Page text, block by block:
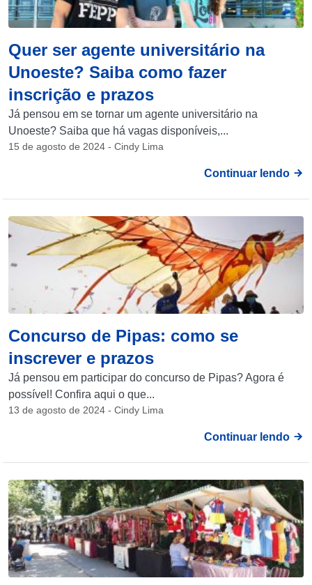
Quer ser agente universitário na
Unoeste? Saiba como fazer
inscrição e prazos
Já pensou em se tornar um agente universitário na
Unoeste? Saiba que há vagas disponíveis,...
15 de agosto de 2024 - Cindy Lima
Continuar lendo
Concurso de Pipas: como se
inscrever e prazos
Já pensou em participar do concurso de Pipas? Agora é
possível! Confira aqui o que...
13 de agosto de 2024 - Cindy Lima
Continuar lendo